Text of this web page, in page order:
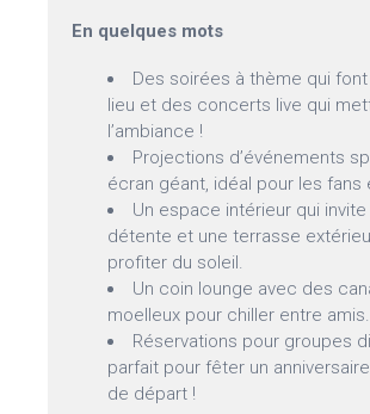
En quelques mots
Des soirées à thème qui
lieu et des concerts live qui
l’ambiance !
Projections d’événements
écran géant, idéal pour les fans
Un espace intérieur qui invite
détente et une terrasse
profiter du soleil.
Un coin lounge avec des
moelleux pour chiller entre amis.
Réservations pour groupes
parfait pour fêter un
de départ !